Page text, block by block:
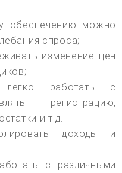
обеспечению можно
спроса;
изменение цен
легко работать с
регистрацию,
и т.д.
доходы и
с различными